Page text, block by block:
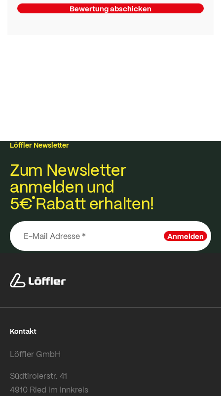
Bewertung abschicken
Löffler Newsletter
Zum Newsletter
anmelden und
5€Rabatt erhalten!
Anmelden
Kontakt
Löffler GmbH
Südtirolerstr. 41
4910 Ried im Innkreis